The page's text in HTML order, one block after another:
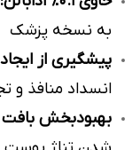
به نسخه پزشک
پیشگیری از
انسداد منافذ و
بهبودبخش